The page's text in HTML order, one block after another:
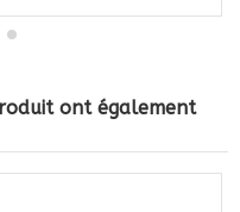
ont également